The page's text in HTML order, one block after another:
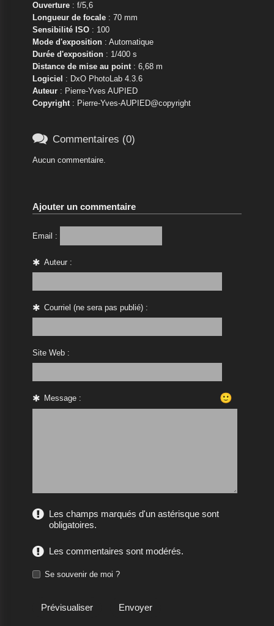
Ouverture: f/5,6
Longueur de focale: 70 mm
Sensibilité ISO: 100
Mode d'exposition: Automatique
Durée d'exposition: 1/400 s
Distance de mise au point: 6,68 m
Logiciel : DxO PhotoLab 4.3.6
Auteur: Pierre-Yves AUPIED
Copyright: Pierre-Yves-AUPIED@copyright
 Commentaires (0)
Aucun commentaire.
Ajouter un commentaire
Email :
Auteur :
Courriel (ne sera pas publié) :
Site Web :
Message : 🙂
Les champs marqués d'un astérisque sont
obligatoires.
Les commentaires sont modérés.
Se souvenir de moi ?